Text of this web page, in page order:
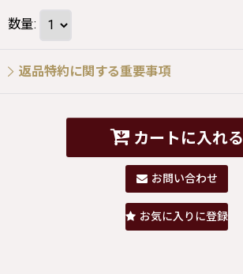
数量:
返品特約に関する重要事項
カートに入れる
お問い合わせ
お気に入りに登録